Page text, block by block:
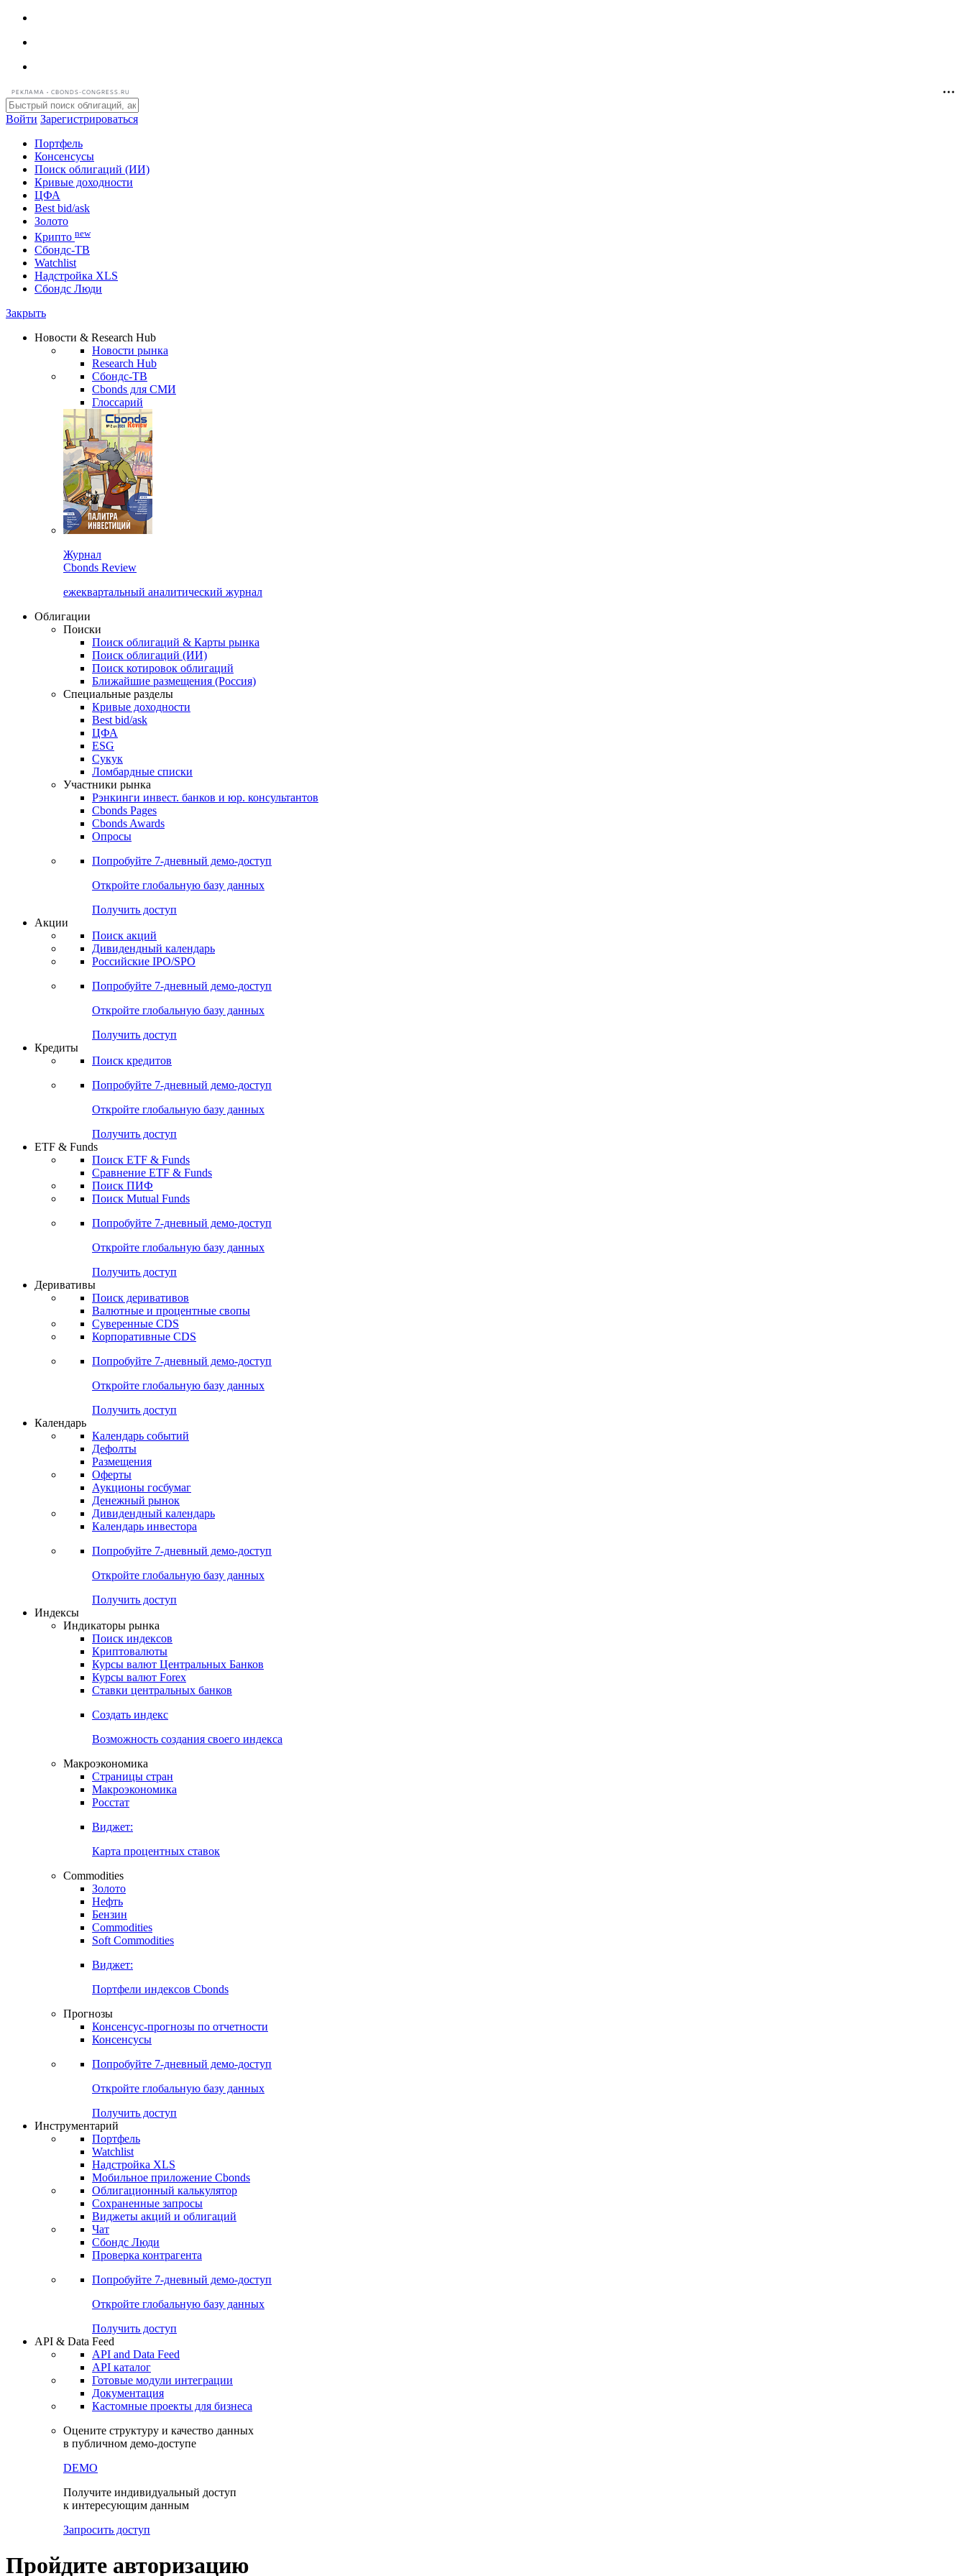
РЕКЛАМА • CBONDS-CONGRESS.RU
Войти Зарегистрироваться
Портфель
Консенсусы
Поиск облигаций (ИИ)
Кривые доходности
ЦФА
Best bid/ask
Золото
Криптоnew
Сбондс-ТВ
Надстройка XLS
Сбондс Люди
Новости & Research Hub
Новости рынка
Research Hub
Сбондс-ТВ
Cbonds для СМИ
Глоссарий
Журнал
Cbonds Review
ежеквартальный аналитический журнал
Облигации
Поиски
Поиск облигаций & Карты рынка
Поиск облигаций (ИИ)
Поиск котировок облигаций
Ближайшие размещения (Россия)
Специальные разделы
Кривые доходности
Best bid/ask
ЦФА
ESG
Сукук
Ломбардные списки
Участники рынка
Рэнкинги инвест. банков и юр. консультантов
Cbonds Pages
Cbonds Awards
Опросы
Попробуйте7-дневный
Откройте глобальную базу данных
Получить доступ
Акции
Поиск акций
Дивидендный календарь
Российские IPO/SPO
Попробуйте7-дневный
Откройте глобальную базу данных
Получить доступ
Кредиты
Поиск кредитов
Попробуйте7-дневный
Откройте глобальную базу данных
Получить доступ
ETF & Funds
Поиск ETF & Funds
Сравнение ETF & Funds
Поиск ПИФ
Поиск Mutual Funds
Попробуйте7-дневный
Откройте глобальную базу данных
Получить доступ
Деривативы
Поиск деривативов
Валютные и процентные свопы
Суверенные CDS
Корпоративные CDS
Попробуйте7-дневный
Откройте глобальную базу данных
Получить доступ
Календарь
Календарь событий
Дефолты
Размещения
Оферты
Аукционы госбумаг
Денежный рынок
Дивидендный календарь
Календарь инвестора
Попробуйте7-дневный
Получить доступ
Индикаторы рынка
Поиск индексов
Криптовалюты
Курсы валют Центральных Банков
Курсы валют Forex
Ставки центральных банков
Создать индекс
Возможность создания своего индекса
Макроэкономика
Страницы стран
Макроэкономика
Росстат
Виджет:
Карта процентных ставок
Commodities
Золото
Нефть
Бензин
Commodities
Soft Commodities
Виджет:
Портфели индексов Cbonds
Прогнозы
Консенсус-прогнозы по отчетности
Консенсусы
Попробуйте7-дневный
Откройте глобальную базу данных
Получить доступ
Инструментарий
Портфель
Watchlist
Надстройка XLS
Мобильное приложение Cbonds
Облигационный калькулятор
Сохраненные запросы
Виджеты акций и облигаций
Чат
Сбондс Люди
Проверка контрагента
Попробуйте7-дневный
Откройте глобальную базу данных
Получить доступ
API & Data Feed
API and Data Feed
API каталог
Документация
Кастомные проекты для бизнеса
Оцените структуру и качество данных
в публичном демо-доступе
DEMO
Получите индивидуальный доступ